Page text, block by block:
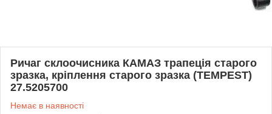
Ричаг склоочисника КАМАЗ трапеція старого
зразка, кріплення старого зразка (TEMPEST)
27.5205700
Немає в наявності